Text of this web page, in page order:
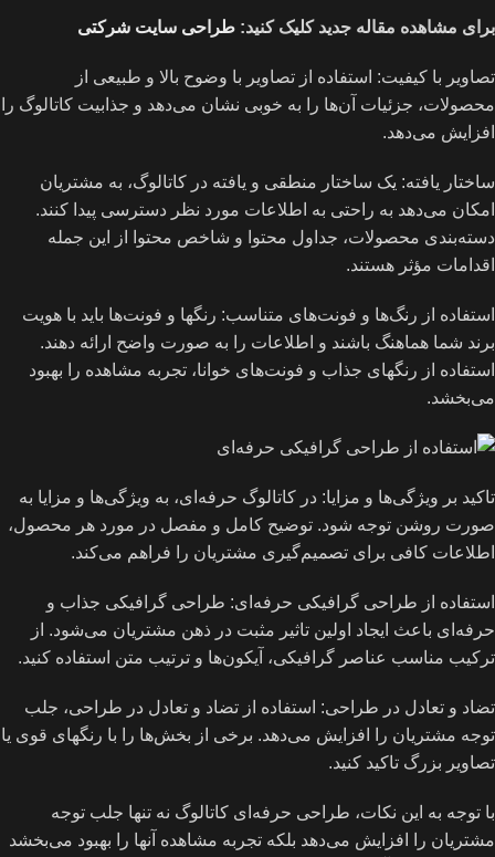
برای مشاهده مقاله جدید کلیک کنید: طراحی سایت شرکتی
تصاویر با کیفیت: استفاده از تصاویر با وضوح بالا و طبیعی از
محصولات، جزئیات آن‌ها را به خوبی نشان می‌دهد و جذابیت کاتالوگ را
افزایش می‌دهد.
ساختار یافته: یک ساختار منطقی و یافته در کاتالوگ، به مشتریان
امکان می‌دهد به راحتی به اطلاعات مورد نظر دسترسی پیدا کنند.
دسته‌بندی محصولات، جداول محتوا و شاخص محتوا از این جمله
اقدامات مؤثر هستند.
استفاده از رنگ‌ها و فونت‌های متناسب: رنگها و فونت‌ها باید با هویت
برند شما هماهنگ باشند و اطلاعات را به صورت واضح ارائه دهند.
استفاده از رنگهای جذاب و فونت‌های خوانا، تجربه مشاهده را بهبود
می‌بخشد.
تاکید بر ویژگی‌ها و مزایا: در کاتالوگ حرفه‌ای، به ویژگی‌ها و مزایا به
صورت روشن توجه شود. توضیح کامل و مفصل در مورد هر محصول،
اطلاعات کافی برای تصمیم‌گیری مشتریان را فراهم می‌کند.
استفاده از طراحی گرافیکی حرفه‌ای: طراحی گرافیکی جذاب و
حرفه‌ای باعث ایجاد اولین تاثیر مثبت در ذهن مشتریان می‌شود. از
ترکیب مناسب عناصر گرافیکی، آیکون‌ها و ترتیب متن استفاده کنید.
تضاد و تعادل در طراحی: استفاده از تضاد و تعادل در طراحی، جلب
توجه مشتریان را افزایش می‌دهد. برخی از بخش‌ها را با رنگهای قوی یا
تصاویر بزرگ تاکید کنید.
با توجه به این نکات، طراحی حرفه‌ای کاتالوگ نه تنها جلب توجه
مشتریان را افزایش می‌دهد بلکه تجربه مشاهده آنها را بهبود می‌بخشد